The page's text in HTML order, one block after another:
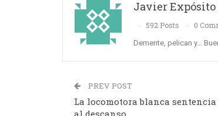
Javier Expósito
592 Posts 0
Demente, pelican y...
PREV POST
La locomotora blanca